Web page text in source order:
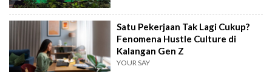
Satu Pekerjaan Tak Lagi Cukup?
Fenomena Hustle Culture di
Kalangan Gen Z
YOUR SAY